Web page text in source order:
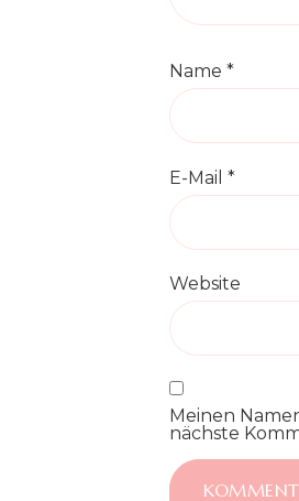
Name *
E-Mail *
Website
Meinen
nächste